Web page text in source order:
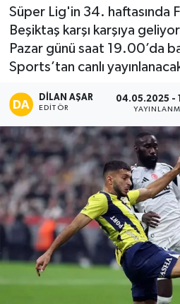
Süper Lig'in 34. haftasında
Beşiktaş karşı karşıya
Pazar günü saat 19.00’da
Sports’tan canlı
DILAN AŞAR
EDITÖR
04.05.2025 -
Sağlık
Siyaset
Spor
Teknoloji
Tatil ve Seyahat
Çevre
Süper Lig Puan Durumu
Tüm Manşetler